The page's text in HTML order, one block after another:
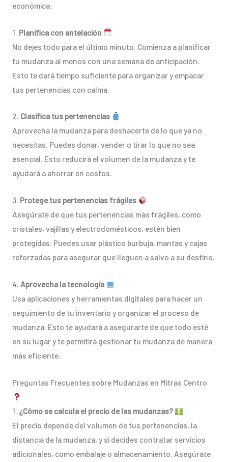
económica:
1. Planifica con antelación
No dejes todo para el último minuto. Comienza a planificar
tu mudanza al menos con una semana de anticipación.
Esto te dará tiempo suficiente para organizar y empacar
tus pertenencias con calma.
2. Clasifica tus pertenencias
Aprovecha la mudanza para deshacerte de lo que ya no
necesitas. Puedes donar, vender o tirar lo que no sea
esencial. Esto reducirá el volumen de la mudanza y te
ayudará a ahorrar en costos.
3. Protege tus pertenencias frágiles
Asegúrate de que tus pertenencias más frágiles, como
cristales, vajillas y electrodomésticos, estén bien
protegidas. Puedes usar plástico burbuja, mantas y cajas
reforzadas para asegurar que lleguen a salvo a su destino.
4. Aprovecha la tecnología
Usa aplicaciones y herramientas digitales para hacer un
seguimiento de tu inventario y organizar el proceso de
mudanza. Esto te ayudará a asegurarte de que todo esté
en su lugar y te permitirá gestionar tu mudanza de manera
más eficiente.
Preguntas Frecuentes sobre Mudanzas en Mitras Centro
1. ¿Cómo se calcula el precio de las mudanzas?
El precio depende del volumen de tus pertenencias, la
distancia de la mudanza, y si decides contratar servicios
adicionales, como embalaje o almacenamiento. Asegúrate